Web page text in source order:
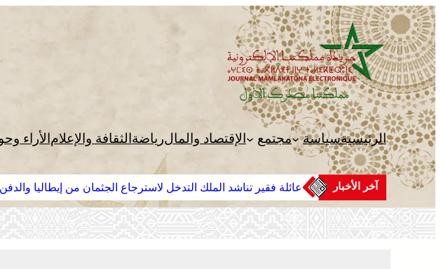
تخطى
إلى
المحتوى
الرئيسيةسياسة مجتمع الإقتصاد والمالرياضة الثقافة والإعلام الأراء
آخر الأخبار
عائلة فقير تناشد الملك التدخل لاسترجاع الجثمان من إيطاليا والدفن
بالمغرب
فينيسيوس